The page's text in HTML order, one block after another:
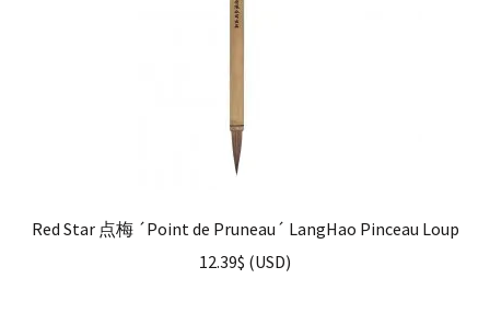
Red Star 点梅 ´Point de Pruneau´ LangHao Pinceau Loup
12.39$ (USD)